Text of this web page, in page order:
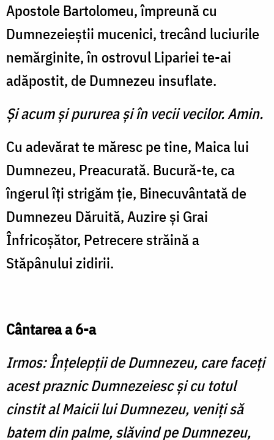
Apostole Bartolomeu, împreună cu
Dumnezeieştii mucenici, trecând luciurile
nemărginite, în ostrovul Lipariei te-ai
adăpostit, de Dumnezeu insuflate.
Şi acum şi pururea şi în vecii vecilor. Amin.
Cu adevărat te măresc pe tine, Maica lui
Dumnezeu, Preacurată. Bucură-te, ca
îngerul îţi strigăm ţie, Binecuvântată de
Dumnezeu Dăruită, Auzire şi Grai
Înfricoşător, Petrecere străină a
Stăpânului zidirii.
Cântarea a 6-a
Irmos: Înţelepţii de Dumnezeu, care faceţi
acest praznic Dumnezeiesc şi cu totul
cinstit al Maicii lui Dumnezeu, veniţi să
batem din palme, slăvind pe Dumnezeu,